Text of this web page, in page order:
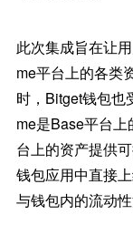
此次集成旨在让
me平台上的各类
时，Bitget钱包也
me是Base平台
台上的资产提供
钱包应用中直接
与钱包内的流动性